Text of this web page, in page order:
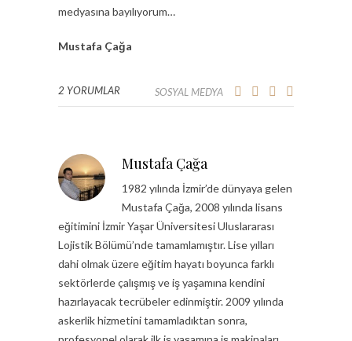
medyasına bayılıyorum…
Mustafa Çağa
2 YORUMLAR SOSYAL MEDYA
Mustafa Çağa
1982 yılında İzmir’de dünyaya gelen
Mustafa Çağa, 2008 yılında lisans
eğitimini İzmir Yaşar Üniversitesi Uluslararası
Lojistik Bölümü’nde tamamlamıştır. Lise yılları
dahi olmak üzere eğitim hayatı boyunca farklı
sektörlerde çalışmış ve iş yaşamına kendini
hazırlayacak tecrübeler edinmiştir. 2009 yılında
askerlik hizmetini tamamladıktan sonra,